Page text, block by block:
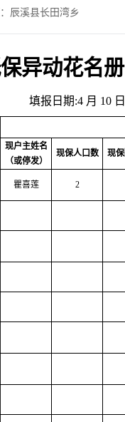
辰溪县长田湾乡
异动花名册
填报日期:4 月 10 日
现户主姓名
（或停发）
现保人口数 现
瞿喜莲 2